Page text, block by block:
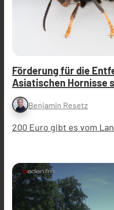
Förderung für die
Asiatischen Hornisse
Benjamin Resetz
200 Euro gibt es vom